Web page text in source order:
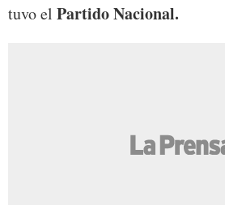
tuvo el Partido Nacional.